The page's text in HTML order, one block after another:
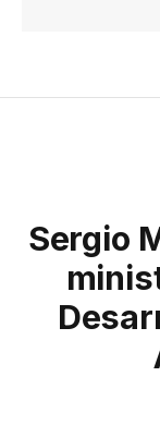
Sergio